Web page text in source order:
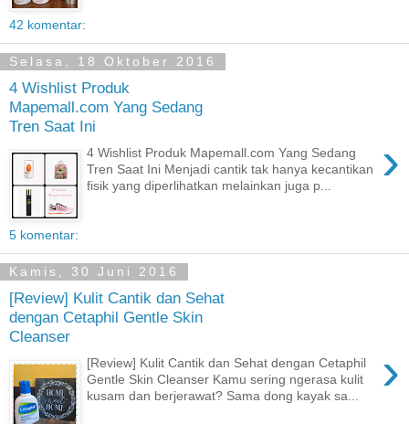
42 komentar:
Selasa, 18 Oktober 2016
4 Wishlist Produk
Mapemall.com Yang Sedang
Tren Saat Ini
›
4 Wishlist Produk Mapemall.com Yang Sedang
Tren Saat Ini Menjadi cantik tak hanya kecantikan
fisik yang diperlihatkan melainkan juga p...
5 komentar:
Kamis, 30 Juni 2016
[Review] Kulit Cantik dan Sehat
dengan Cetaphil Gentle Skin
Cleanser
›
[Review] Kulit Cantik dan Sehat dengan Cetaphil
Gentle Skin Cleanser Kamu sering ngerasa kulit
kusam dan berjerawat? Sama dong kayak sa...